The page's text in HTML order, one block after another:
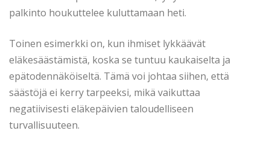
palkinto houkuttelee kuluttamaan heti.
Toinen esimerkki on, kun ihmiset lykkäävät
eläkesäästämistä, koska se tuntuu kaukaiselta ja
epätodennäköiseltä. Tämä voi johtaa siihen, että
säästöjä ei kerry tarpeeksi, mikä vaikuttaa
negatiivisesti eläkepäivien taloudelliseen
turvallisuuteen.